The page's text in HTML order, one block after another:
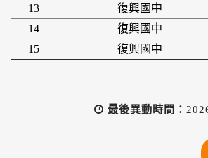
13
復興國中
14
復興國中
15
復興國中
最後異動時間：